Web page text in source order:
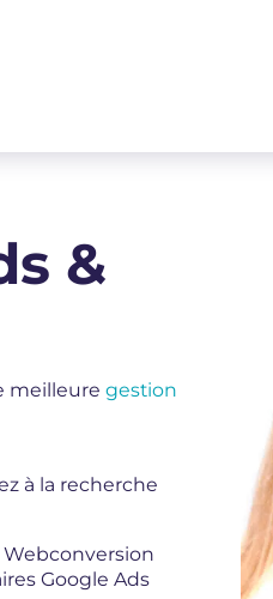
&
meilleure gestion
à la recherche
Webconversion
Google Ads